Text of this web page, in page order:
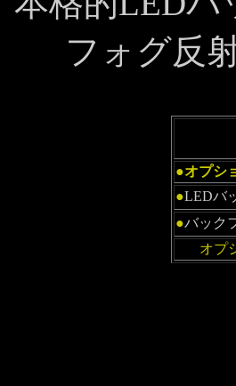
フォグ反
●オプシ
●LEDバ
●バック
オプ